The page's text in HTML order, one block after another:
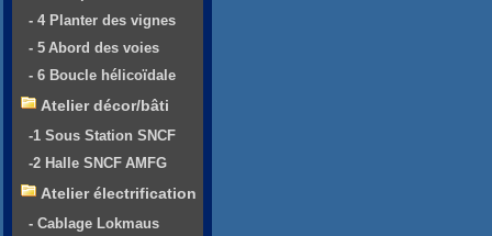
- 4 Planter des vignes
- 5 Abord des voies
- 6 Boucle hélicoïdale
Atelier décor/bâti
-1 Sous Station SNCF
-2 Halle SNCF AMFG
Atelier électrification
- Cablage Lokmaus